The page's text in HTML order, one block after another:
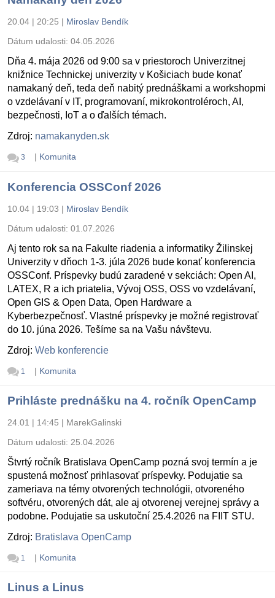
20.04 | 20:25 | Miroslav Bendík
Dátum udalosti: 04.05.2026
Dňa 4. mája 2026 od 9:00 sa v priestoroch Univerzitnej
knižnice Technickej univerzity v Košiciach bude konať
namakaný deň, teda deň nabitý prednáškami a workshopmi
o vzdelávaní v IT, programovaní, mikrokontroléroch, AI,
bezpečnosti, IoT a o ďalších témach.
Zdroj: namakanyden.sk
3 | Komunita
Konferencia OSSConf 2026
10.04 | 19:03 | Miroslav Bendík
Dátum udalosti: 01.07.2026
Aj tento rok sa na Fakulte riadenia a informatiky Žilinskej
Univerzity v dňoch 1-3. júla 2026 bude konať konferencia
OSSConf. Príspevky budú zaradené v sekciách: Open AI,
LATEX, R a ich priatelia, Vývoj OSS, OSS vo vzdelávaní,
Open GIS & Open Data, Open Hardware a
Kyberbezpečnosť. Vlastné príspevky je možné registrovať
do 10. júna 2026. Tešíme sa na Vašu návštevu.
Zdroj: Web konferencie
1 | Komunita
Prihláste prednášku na 4. ročník OpenCamp
24.01 | 14:45 | MarekGalinski
Dátum udalosti: 25.04.2026
Štvrtý ročník Bratislava OpenCamp pozná svoj termín a je
spustená možnosť prihlasovať príspevky. Podujatie sa
zameriava na témy otvorených technológii, otvoreného
softvéru, otvorených dát, ale aj otvorenej verejnej správy a
podobne. Podujatie sa uskutoční 25.4.2026 na FIIT STU.
Zdroj: Bratislava OpenCamp
1 | Komunita
Linus a Linus